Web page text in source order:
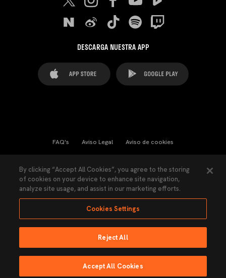
DESCARGA NUESTRA APP
FAQ's Aviso Legal Aviso de cookies
Ley Transparencia Política de Privacidad
Accesibilidad
Ninguna parte de esta página puede ser reproducida sin el permiso del Valencia
Hecho por Lobo.
By clicking “Accept All Cookies”, you agree to the storing
of cookies on your device to enhance site navigation,
analyze site usage, and assist in our marketing efforts.
Cookies Settings
Reject All
Accept All Cookies